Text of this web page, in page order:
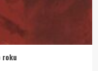
roku